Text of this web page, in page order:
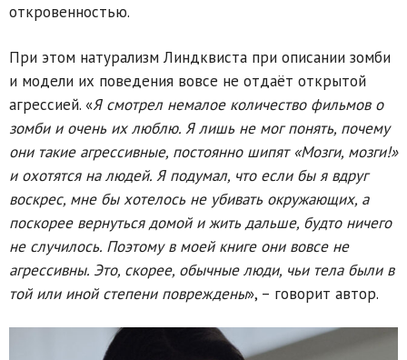
откровенностью.
При этом натурализм Линдквиста при описании зомби
и модели их поведения вовсе не отдаёт открытой
агрессией. «Я смотрел немалое количество фильмов о
зомби и очень их люблю. Я лишь не мог понять, почему
они такие агрессивные, постоянно шипят «Мозги, мозги!»
и охотятся на людей. Я подумал, что если бы я вдруг
воскрес, мне бы хотелось не убивать окружающих, а
поскорее вернуться домой и жить дальше, будто ничего
не случилось. Поэтому в моей книге они вовсе не
агрессивны. Это, скорее, обычные люди, чьи тела были в
той или иной степени повреждены», – говорит автор.